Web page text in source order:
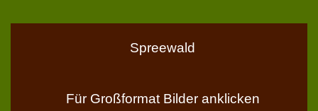
Spreewald
Für Großformat Bilder anklicken